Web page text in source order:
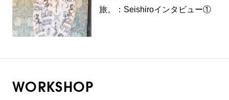
旅。：Seishiroインタビュー①
WORKSHOP